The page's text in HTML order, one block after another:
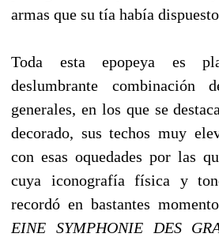
armas que su tía había
Toda esta epopeya es
deslumbrante combinación
generales, en los que se
decorado, sus techos muy
con esas oquedades por las
cuya iconografía física y
recordó en bastantes
EINE SYMPHONIE DES